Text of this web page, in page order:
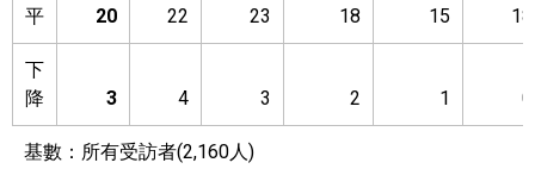
平
20 22 23 18 15 18
下
降
3 4 3 2 1 0
基數：所有受訪者(2,160人)